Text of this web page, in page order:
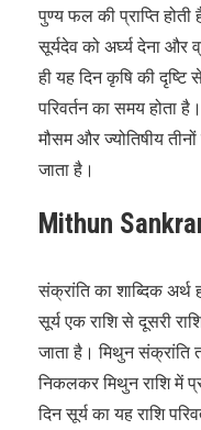
पुण्य फल की प्राप्ति
सूर्यदेव को अर्घ्य देना और
ही यह दिन कृषि की दृष्टि
परिवर्तन का समय होता
मौसम और ज्योतिषीय
जाता है।
Mithun
संक्रांति का शाब्दिक अर्थ
सूर्य एक राशि से दूसरी
जाता है। मिथुन संक्रांति
निकलकर मिथुन राशि
दिन सूर्य का यह राशि